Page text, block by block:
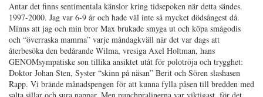
Antar det finns sentimentala känslor kring tidsepoken när detta sändes.
1997-2000. Jag var 6-9 år och hade väl inte så mycket dödsångest då.
Minns att jag och min bror Max brukade smyga ut och köpa smågodis
och “överraska mamma” varje måndagkväll när det var dags att
återbesöka den bedårande Wilma, vresiga Axel Holtman, hans
GENOMsympatiske son tillika ansiktet utåt för polotröja och trygghet:
Doktor Johan Sten, Syster “skinn på näsan” Berit och Sören slashasen
Rapp. Vi brände månadspengen för att kunna fylla påsen till bredden med